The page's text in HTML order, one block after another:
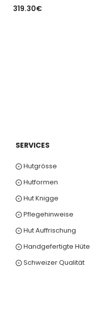
319.30€
SERVICES
⨀ Hutgrösse
⨀ Hutformen
⨀ Hut Knigge
⨀ Pflegehinweise
⨀ Hut Auffrischung
⨀ Handgefertigte Hüte
⨀ Schweizer Qualität